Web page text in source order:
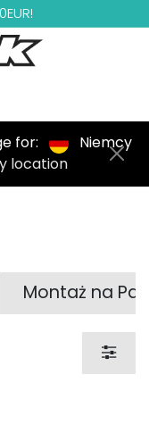
for:
Niemcy
location
Montaż na